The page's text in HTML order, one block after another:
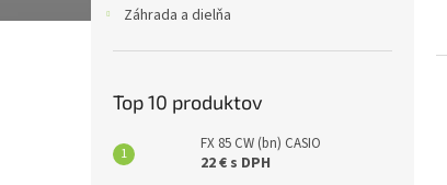
Záhrada a dielňa
Top 10 produktov
FX 85 CW (bn) CASIO
22 € s DPH